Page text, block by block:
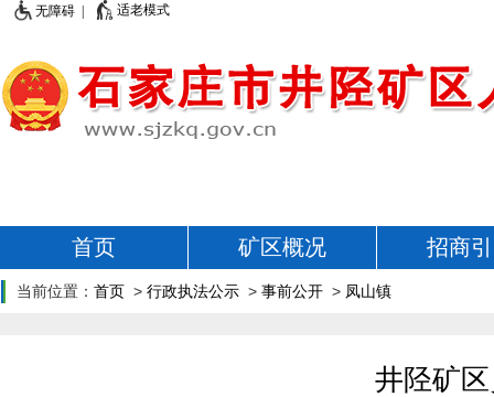
无障碍 | 适老模式
首页 矿区概况 招商
当前位置： 首页 > 行政执法公示 > 事前公开 > 凤山镇
井陉矿